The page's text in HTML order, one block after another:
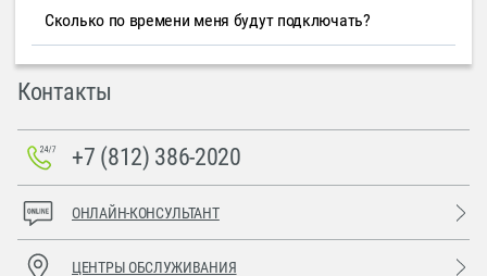
Сколько по времени меня будут подключать?
Контакты
+7 (812) 386-2020
ОНЛАЙН-КОНСУЛЬТАНТ
ЦЕНТРЫ ОБСЛУЖИВАНИЯ